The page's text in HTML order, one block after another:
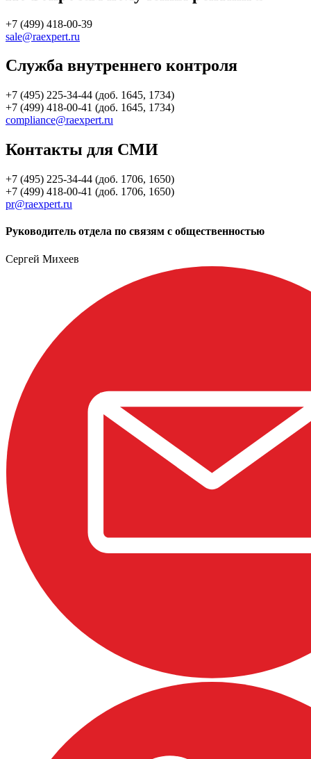
+7 (499) 418-00-39
sale@raexpert.ru
Служба внутреннего контроля
+7 (495) 225-34-44 (доб. 1645, 1734)
+7 (499) 418-00-41 (доб. 1645, 1734)
compliance@raexpert.ru
Контакты для СМИ
+7 (495) 225-34-44 (доб. 1706, 1650)
+7 (499) 418-00-41 (доб. 1706, 1650)
pr@raexpert.ru
Руководитель отдела по связям с общественностью
Сергей Михеев